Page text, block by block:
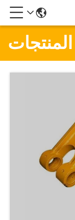
المنتجات